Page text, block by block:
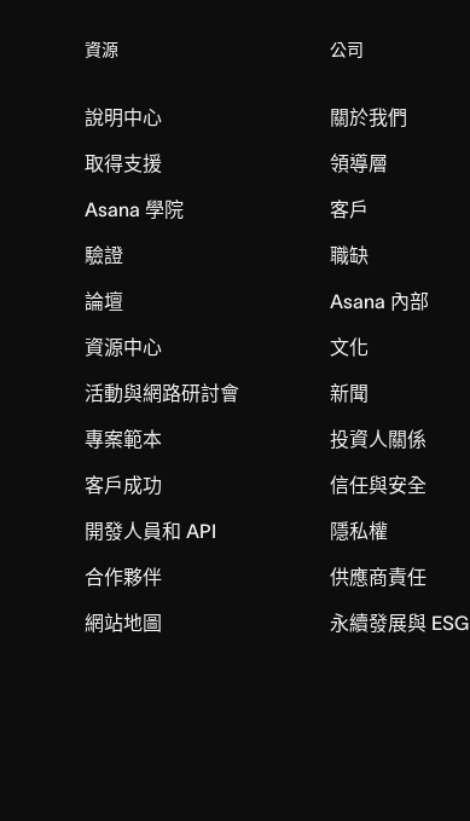
資源
說明中心
取得支援
Asana 學院
驗證
論壇
資源中心
活動與網路研討會
專案範本
客戶成功
開發人員和 API
合作夥伴
網站地圖
公司
關於我們
領導層
客戶
職缺
Asana 內部
文化
新聞
投資人關係
信任與安全
隱私權
供應商責任
永續發展與 ESG